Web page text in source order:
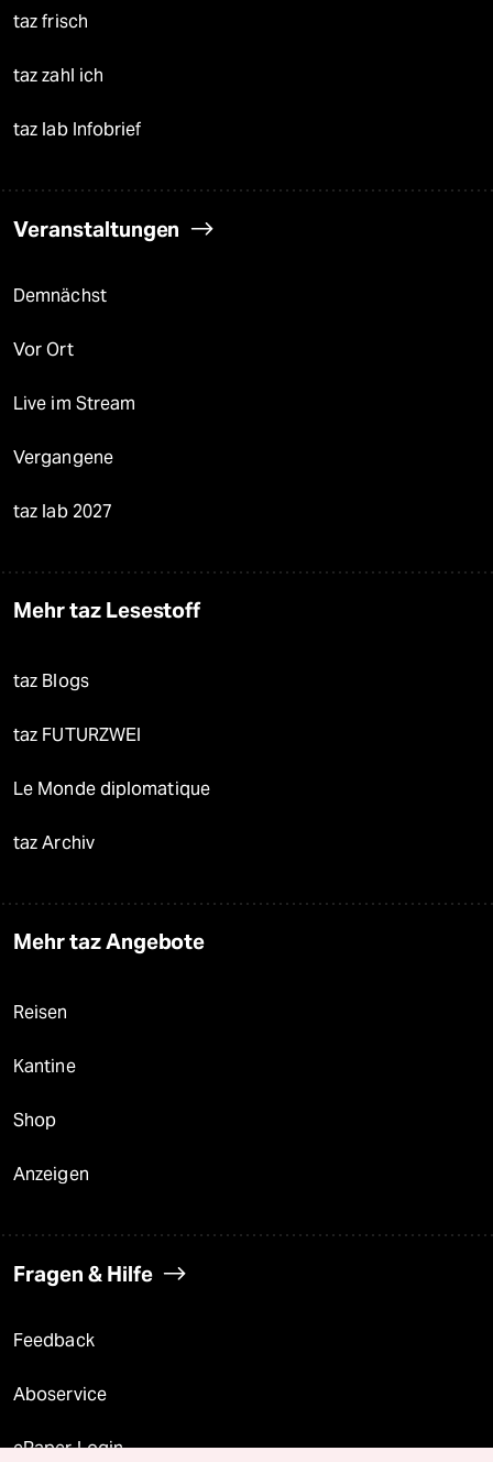
taz frisch
taz zahl ich
taz lab Infobrief
Veranstaltungen
Demnächst
Vor Ort
Live im Stream
Vergangene
taz lab 2027
Mehr taz Lesestoff
taz Blogs
taz FUTURZWEI
Le Monde diplomatique
taz Archiv
Mehr taz Angebote
Reisen
Kantine
Shop
Anzeigen
Fragen & Hilfe
Feedback
Aboservice
ePaper Login